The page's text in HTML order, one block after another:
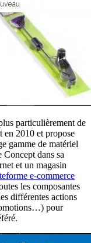
particulièrement de
en 2010 et propose
gamme de matériel
Concept dans sa
et un magasin
e-commerce
les composantes
différentes actions
pour